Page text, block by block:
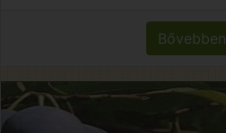
Bővebben